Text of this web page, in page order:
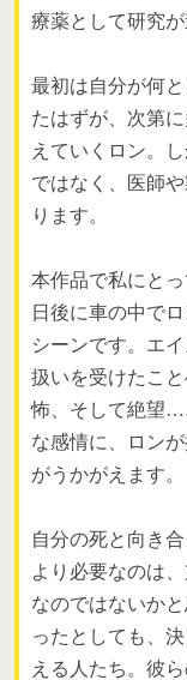
療薬として研究が
最初は自分が何
たはずが、次第
えていくロン。
ではなく、医師
ります。
本作品で私にと
日後に車の中で
シーンです。エ
扱いを受けたこ
怖、そして絶望
な感情に、ロン
がうかがえます。
自分の死と向き
より必要なのは
なのではないか
ったとしても、
える人たち。彼